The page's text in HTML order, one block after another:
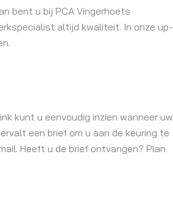
bent u bij PCA Vingerhoets
altijd kwaliteit. In onze up-
kunt u eenvoudig inzien wanneer uw
een brief om u aan de keuring te
Heeft u de brief ontvangen? Plan